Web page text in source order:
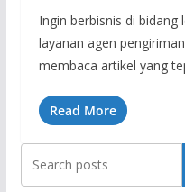
Ingin berbisnis di
layanan agen
membaca artikel yang
Read More